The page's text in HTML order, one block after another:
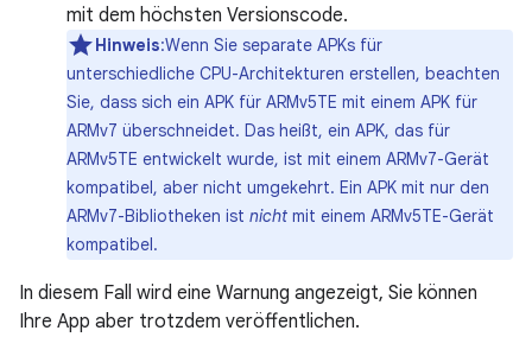
mit dem höchsten Versionscode.
Hinweis:Wenn Sie separate APKs für
unterschiedliche CPU-Architekturen erstellen, beachten
Sie, dass sich ein APK für ARMv5TE mit einem APK für
ARMv7 überschneidet. Das heißt, ein APK, das für
ARMv5TE entwickelt wurde, ist mit einem ARMv7-Gerät
kompatibel, aber nicht umgekehrt. Ein APK mit nur den
ARMv7-Bibliotheken ist nicht mit einem ARMv5TE-Gerät
kompatibel.
In diesem Fall wird eine Warnung angezeigt, Sie können
Ihre App aber trotzdem veröffentlichen.